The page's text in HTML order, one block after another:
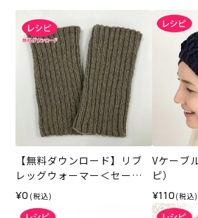
【無料ダウンロード】リブ
レッグウォーマー＜セーブ
リッチ＞（レシピ）
¥0 (税込)
Vケーブ
ピ）
¥110 (税込)